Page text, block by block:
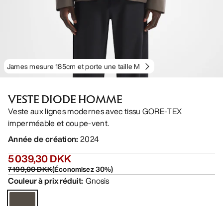
James mesure 185cm et porte une taille M
VESTE DIODE HOMME
Veste aux lignes modernes avec tissu GORE-TEX
imperméable et coupe-vent.
Année de création: 2024
5 039,30 DKK
7 199,00 DKK(Économisez30%)
Couleur à prix réduit: Gnosis